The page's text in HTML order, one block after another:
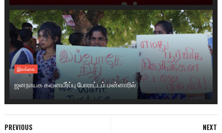
இலங்கை
ஜனநாயக கவனயீர்ப்பு போராட்டம் மன்னாரில்
NEXT
PREVIOUS